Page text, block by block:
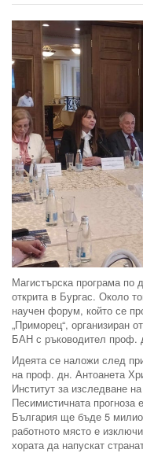
Магистърска програма по
открита в Бургас. Около
научен форум, който се
„Приморец“, организиран
БАН с ръководител проф.
Идеята се наложи след
на проф. дн. Антоанета
Институт за изследване
Песимистичната прогноза
България ще бъде 5
работното място е
хората да напускат